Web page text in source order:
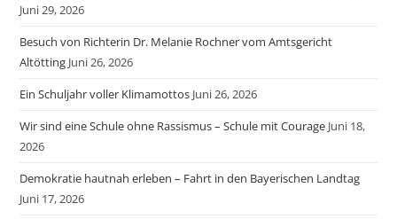
Juni 29, 2026
Besuch von Richterin Dr. Melanie Rochner vom Amtsgericht
Altötting Juni 26, 2026
Ein Schuljahr voller Klimamottos Juni 26, 2026
Wir sind eine Schule ohne Rassismus – Schule mit Courage Juni 18,
2026
Demokratie hautnah erleben – Fahrt in den Bayerischen Landtag
Juni 17, 2026